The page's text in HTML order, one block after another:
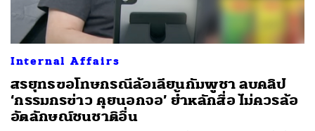
Internal Affairs
สรยุทธขอโทษกรณีล้อเลียนกัมพูชา ลบคลิป
‘กรรมกรข่าว คุยนอกจอ’ ย้ำหลักสื่อ ไม่ควรล้อ
อัตลักษณ์ชนชาติอื่น
ค้นหา
SHARE TWEET LINE EMAIL